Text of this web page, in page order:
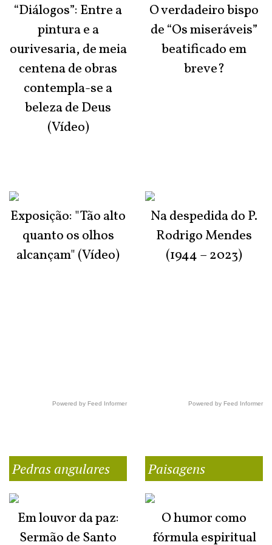
“Diálogos”: Entre a
pintura e a
ourivesaria, de meia
centena de obras
contempla-se a
beleza de Deus
(Vídeo)
Exposição: "Tão alto
quanto os olhos
alcançam" (Vídeo)
Powered by Feed Informer
O verdadeiro bispo
de “Os miseráveis”
beatificado em
breve?
Na despedida do P.
Rodrigo Mendes
(1944 – 2023)
Powered by Feed Informer
Pedras angulares
Em louvor da paz:
Sermão de Santo
Paisagens
O humor como
fórmula espiritual